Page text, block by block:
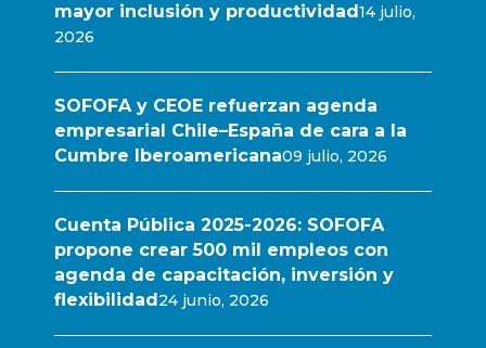
mayor inclusión y productividad14 julio,
2026
SOFOFA y CEOE refuerzan agenda
empresarial Chile–España de cara a la
Cumbre Iberoamericana09 julio, 2026
Cuenta Pública 2025-2026: SOFOFA
propone crear 500 mil empleos con
agenda de capacitación, inversión y
flexibilidad24 junio, 2026